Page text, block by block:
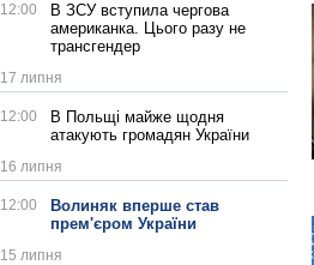
12:00
В ЗСУ вступила чергова
американка. Цього разу не
трансгендер
17 липня
12:00
В Польщі майже щодня
атакують громадян України
16 липня
12:00
Волиняк вперше став
прем'єром України
15 липня